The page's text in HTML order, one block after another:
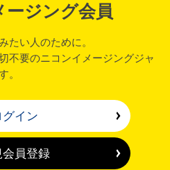
ージング会員
たい人のために。
不要のニコンイメージングジャ
。
グイン
会員登録